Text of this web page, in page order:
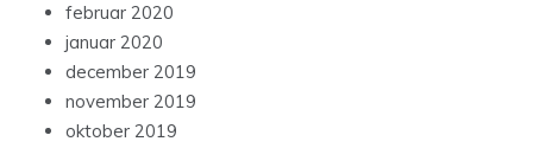
februar 2020
januar 2020
december 2019
november 2019
oktober 2019